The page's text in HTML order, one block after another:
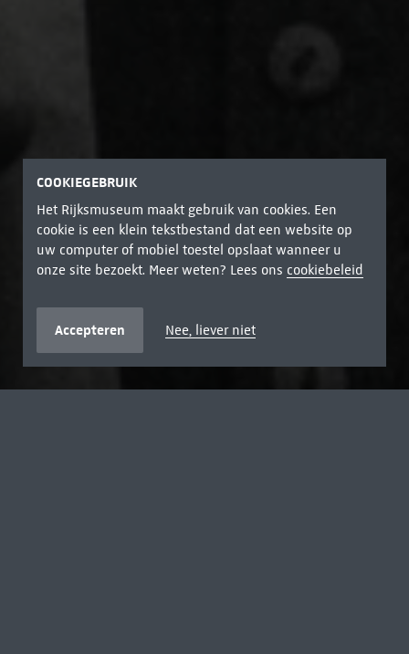
COOKIEGEBRUIK
Het Rijksmuseum maakt gebruik van cookies. Een
cookie is een klein tekstbestand dat een website op
uw computer of mobiel toestel opslaat wanneer u
onze site bezoekt. Meer weten? Lees ons cookiebeleid
Accepteren Nee, liever niet